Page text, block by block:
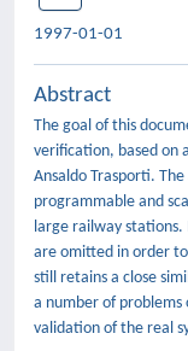
1997-01-01
Abstract
The goal of this
verification, based on
Ansaldo Trasporti.
programmable and
large railway stations.
are omitted in order
still retains a close
a number of
validation of the real